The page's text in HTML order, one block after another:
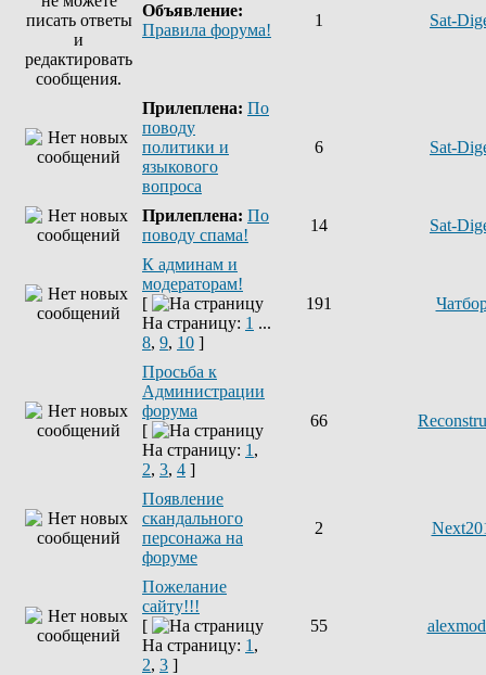
Объявление:
Правила форума!
1 Sat-
Прилеплена: По
поводу
политики и
языкового
вопроса
6 Sat-
Прилеплена: По
поводу спама!
14 Sat-
К админам и
модераторам!
[
На страницу: 1 ...
8, 9, 10 ]
191
Просьба к
Администрации
форума
[
На страницу: 1 ,
2, 3, 4 ]
66
Появление
скандального
персонажа на
форуме
2
Пожелание
сайту!!!
[
На страницу: 1 ,
2, 3 ]
55